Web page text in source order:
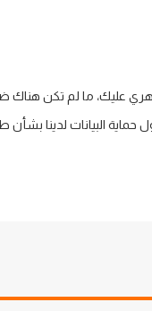
لدينا بشأن طريقة